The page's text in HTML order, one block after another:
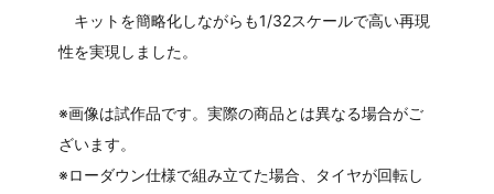
キットを簡略化しながらも1/32スケールで高い再現
性を実現しました。
※画像は試作品です。実際の商品とは異なる場合がご
ざいます。
※ローダウン仕様で組み立てた場合、タイヤが回転し